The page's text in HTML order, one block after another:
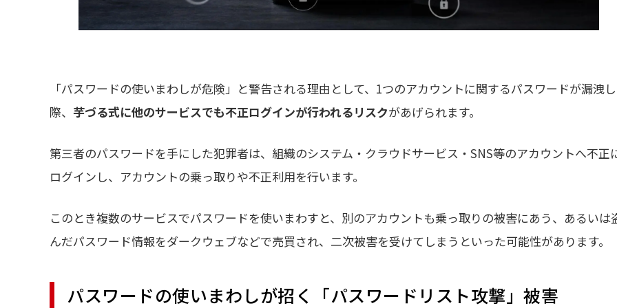
「パスワードの使いまわしが危険」と警告される理由として、1つのアカウントに関するパスワードが漏洩
際、 芋づる式に他のサービスでも不正ログインが行われるリスクがあげられます。
第三者のパスワードを手にした犯罪者は、組織のシステム・クラウドサービス・SNS等のアカウントへ不正
ログインし、アカウントの乗っ取りや不正利用を行います。
このとき複数のサービスでパスワードを使いまわすと、別のアカウントも乗っ取りの被害にあう、あるいは
んだパスワード情報をダークウェブなどで売買され、二次被害を受けてしまうといった可能性があります。
パスワードの使いまわしが招く「パスワードリスト攻撃」被害